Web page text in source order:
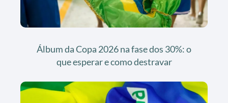
Álbum da Copa 2026 na fase dos 30%: o
que esperar e como destravar